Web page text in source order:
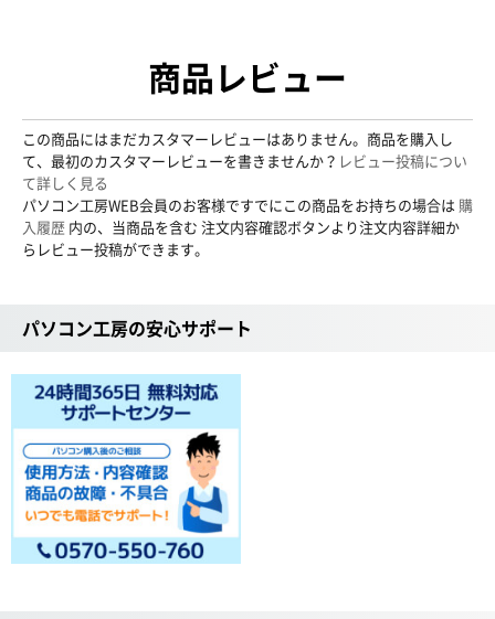
商品レビュー
この商品にはまだカスタマーレビューはありません。商品を購入し
て、最初のカスタマーレビューを書きませんか？ レビュー投稿につい
て詳しく見る
パソコン工房WEB会員のお客様ですでにこの商品をお持ちの場合は 購
入履歴 内の、当商品を含む 注文内容確認ボタンより注文内容詳細か
らレビュー投稿ができます。
パソコン工房の安心サポート